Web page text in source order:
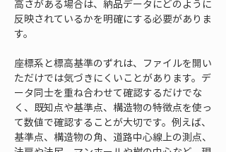
高さがある場合は、納品データにどのように
反映されているかを明確にする必要がありま
す。
座標系と標高基準のずれは、ファイルを開い
ただけでは気づきにくいことがあります。デ
ータ同士を重ね合わせて確認するだけでな
く、既知点や基準点、構造物の特徴点を使っ
て数値で確認することが大切です。例えば、
基準点、構造物の角、道路中心線上の測点、